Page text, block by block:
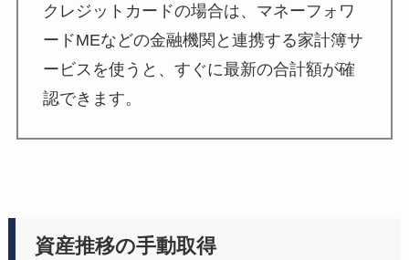
クレジットカードの場合は、マネーフォワ
ードMEなどの金融機関と連携する家計簿サ
ービスを使うと、すぐに最新の合計額が確
認できます。
資産推移の手動取得